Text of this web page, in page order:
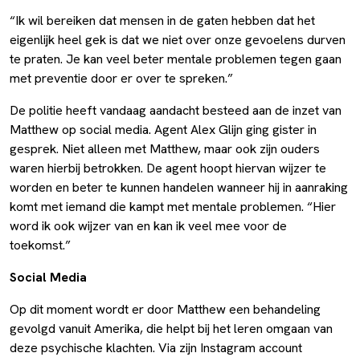
“Ik wil bereiken dat mensen in de gaten hebben dat het
eigenlijk heel gek is dat we niet over onze gevoelens durven
te praten. Je kan veel beter mentale problemen tegen gaan
met preventie door er over te spreken.”
De politie heeft vandaag aandacht besteed aan de inzet van
Matthew op social media. Agent Alex Glijn ging gister in
gesprek. Niet alleen met Matthew, maar ook zijn ouders
waren hierbij betrokken. De agent hoopt hiervan wijzer te
worden en beter te kunnen handelen wanneer hij in aanraking
komt met iemand die kampt met mentale problemen. “Hier
word ik ook wijzer van en kan ik veel mee voor de
toekomst.”
Social Media
Op dit moment wordt er door Matthew een behandeling
gevolgd vanuit Amerika, die helpt bij het leren omgaan van
deze psychische klachten. Via zijn Instagram account